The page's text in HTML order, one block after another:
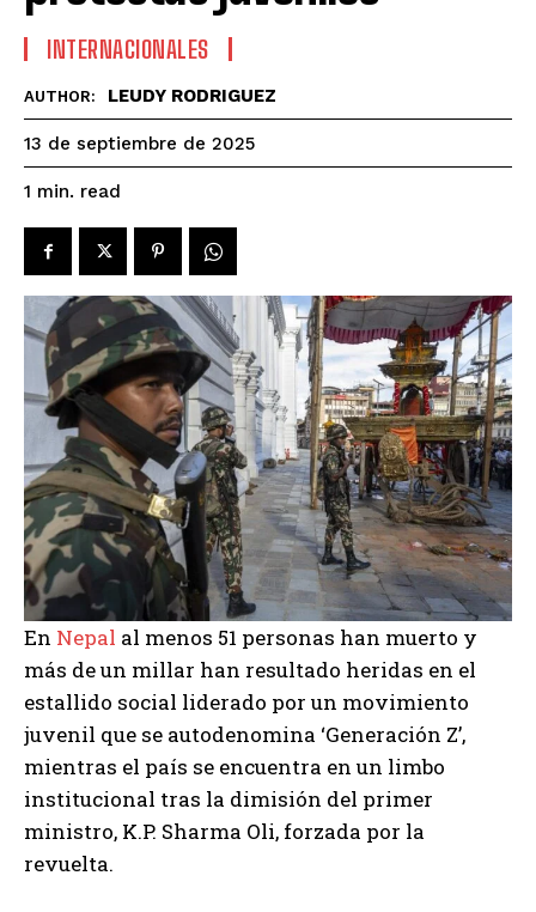
INTERNACIONALES
AUTHOR: LEUDY RODRIGUEZ
13 de septiembre de 2025
1 min. read
En Nepal al menos 51 personas han muerto y
más de un millar han resultado heridas en el
estallido social liderado por un movimiento
juvenil que se autodenomina ‘Generación Z’,
mientras el país se encuentra en un limbo
institucional tras la dimisión del primer
ministro, K.P. Sharma Oli, forzada por la
revuelta.